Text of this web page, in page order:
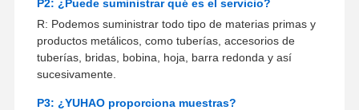
P2: ¿Puede suministrar qué es el servicio?
R: Podemos suministrar todo tipo de materias primas y
productos metálicos, como tuberías, accesorios de
tuberías, bridas, bobina, hoja, barra redonda y así
sucesivamente.
P3: ¿YUHAO proporciona muestras?